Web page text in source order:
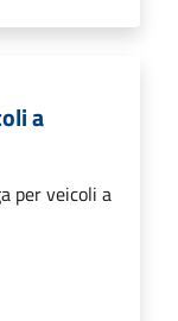
a
per veicoli a